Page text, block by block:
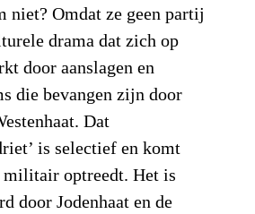
niet? Omdat ze geen partij
drama dat zich op
door aanslagen en
die bevangen zijn door
Dat
is selectief en komt
militair optreedt. Het is
door Jodenhaat en de